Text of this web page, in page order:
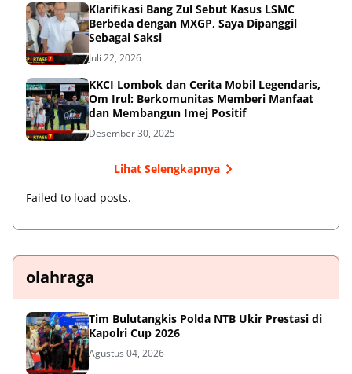
Klarifikasi Bang Zul Sebut Kasus LSMC
Berbeda dengan MXGP, Saya Dipanggil
Sebagai Saksi
Juli 22, 2026
KKCI Lombok dan Cerita Mobil Legendaris,
Om Irul: Berkomunitas Memberi Manfaat
dan Membangun Imej Positif
Desember 30, 2025
Lihat Selengkapnya
Failed to load posts.
olahraga
Tim Bulutangkis Polda NTB Ukir Prestasi di
Kapolri Cup 2026
Agustus 04, 2026